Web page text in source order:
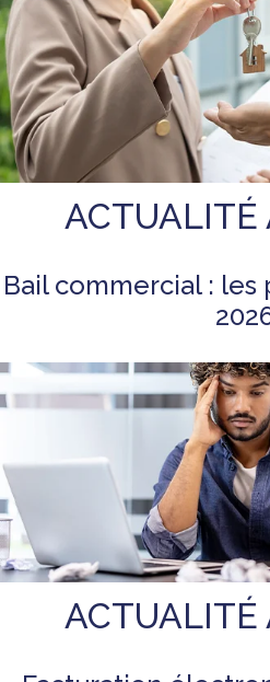
ACTUALITÉ
Bail commercial : les
ACTUALITÉ